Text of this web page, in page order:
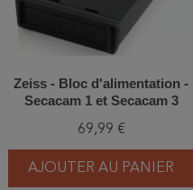
Zeiss - Bloc d'alimentation -
Secacam 1 et Secacam 3
69,99 €
AJOUTER AU PANIER